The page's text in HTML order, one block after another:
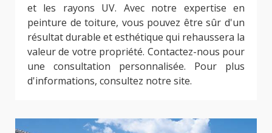
et les rayons UV. Avec notre expertise en
peinture de toiture, vous pouvez être sûr d'un
résultat durable et esthétique qui rehaussera la
valeur de votre propriété. Contactez-nous pour
une consultation personnalisée. Pour plus
d'informations, consultez notre site.